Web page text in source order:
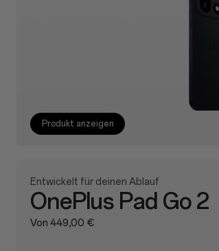
Produkt anzeigen
Entwickelt für deinen Ablauf
OnePlus Pad Go 2
Von 449,00 €